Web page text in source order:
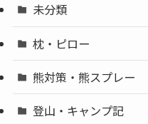
未分類
枕・ピロー
熊対策・熊スプレー
登山・キャンプ記